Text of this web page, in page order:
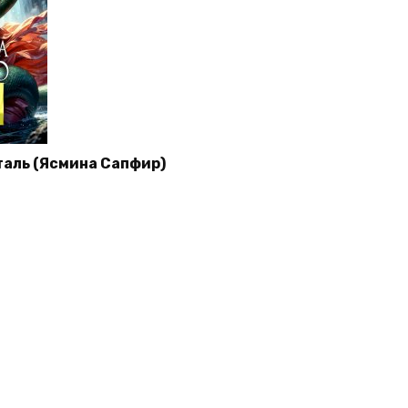
(Ясмина Сапфир)